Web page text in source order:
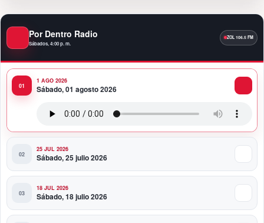
Banreservas recibe nuevamente la máxima
calificación crediticia AAA.do de Moody’s Local RD
10:51 PM
Producciones Panda Rosa anuncia su
Por Dentro Radio
Sábados, 4:00 p. m.
1 AGO 2026
Sábado, 01 agosto 2026
25 JUL 2026
Sábado, 25 julio 2026
18 JUL 2026
Sábado, 18 julio 2026